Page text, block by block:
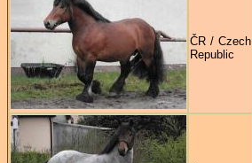
ČR / Czech
Republic